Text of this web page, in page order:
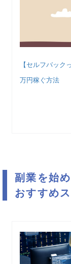
【セルフバッ
万円稼ぐ方法
副業を始
おすすめ